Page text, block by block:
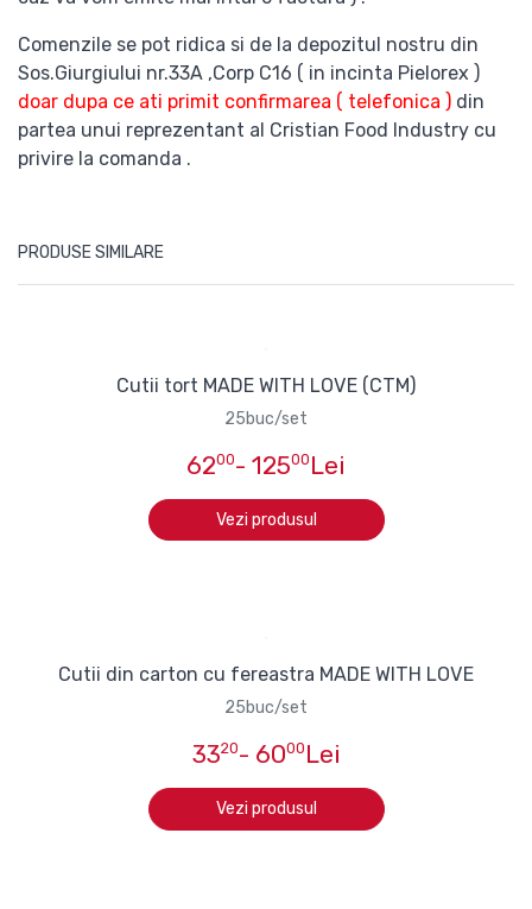
Comenzile se pot ridica si de la depozitul nostru din
Sos.Giurgiului nr.33A ,Corp C16 ( in incinta Pielorex )
doar dupa ce ati primit confirmarea ( telefonica ) din
partea unui reprezentant al Cristian Food Industry cu
privire la comanda .
PRODUSE SIMILARE
Cutii tort MADE WITH LOVE (CTM)
25buc/set
6200- 12500 Lei
Vezi produsul
Cutii din carton cu fereastra MADE WITH LOVE
25buc/set
3320- 6000 Lei
Vezi produsul